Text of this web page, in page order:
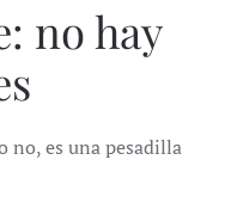
no hay
no, es una pesadilla